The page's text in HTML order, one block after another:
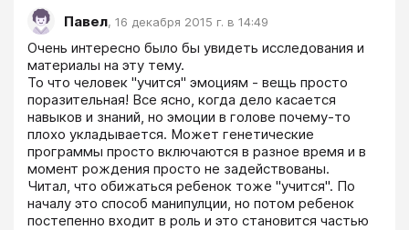
Павел, 16 декабря 2015 г. в 14:49
Очень интересно было бы увидеть исследования и
материалы на эту тему.
То что человек "учится" эмоциям - вещь просто
поразительная! Все ясно, когда дело касается
навыков и знаний, но эмоции в голове почему-то
плохо укладывается. Может генетические
программы просто включаются в разное время и в
момент рождения просто не задействованы.
Читал, что обижаться ребенок тоже "учится". По
началу это способ манипулции, но потом ребенок
постепенно входит в роль и это становится частью